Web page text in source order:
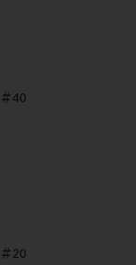
40
20